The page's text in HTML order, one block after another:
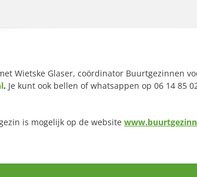
Wietske Glaser, coördinator Buurtgezinnen
. Je kunt ook bellen of whatsappen op 06 14 85
is mogelijk op de website